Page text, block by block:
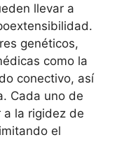
llevar a
genéticos,
como la
conectivo, así
Cada uno de
la rigidez de
el